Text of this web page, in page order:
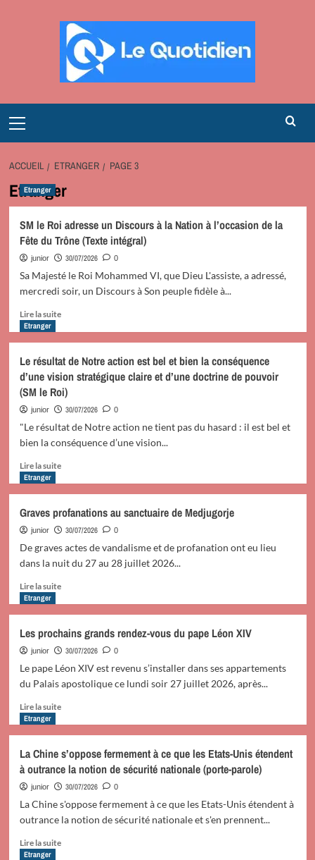
Menu
ACCUEIL ETRANGER PAGE 3
Etranger
Etranger
SM le Roi adresse un Discours à la Nation à l’occasion de la
Fête du Trône (Texte intégral)
junior 30/07/2026 0
Sa Majesté le Roi Mohammed VI, que Dieu L'assiste, a adressé,
mercredi soir, un Discours à Son peuple fidèle à...
Lire la suiteEn
SM
le
Roi
adresse
Discours
à
à
de
la
du
Trône
Etranger
Le résultat de Notre action est bel et bien la conséquence
d’une vision stratégique claire et d’une doctrine de pouvoir
(SM le Roi)
junior 30/07/2026 0
"Le résultat de Notre action ne tient pas du hasard : il est bel et
bien la conséquence d’une vision...
Lire la suiteEn
Le
résultat
de
Notre
est
la
conséquence
d’une
stratégique
claire
de
pouvoir
(SM
le
Roi)
Etranger
Graves profanations au sanctuaire de Medjugorje
junior 30/07/2026 0
De graves actes de vandalisme et de profanation ont eu lieu
dans la nuit du 27 au 28 juillet 2026...
Lire la suiteEn
Graves
profanations
au
sanctuaire
de
Medjugorje
Etranger
Les prochains grands rendez-vous du pape Léon XIV
junior 30/07/2026 0
Le pape Léon XIV est revenu s’installer dans ses appartements
du Palais apostolique ce lundi soir 27 juillet 2026, après...
Lire la suiteEn
Les
prochains
grands
rendez-
vous
du
Etranger
La Chine s’oppose fermement à ce que les Etats-Unis étendent
à outrance la notion de sécurité nationale (porte-parole)
junior 30/07/2026 0
La Chine s'oppose fermement à ce que les Etats-Unis étendent à
outrance la notion de sécurité nationale et s'en prennent...
Lire la suiteEn
Etranger